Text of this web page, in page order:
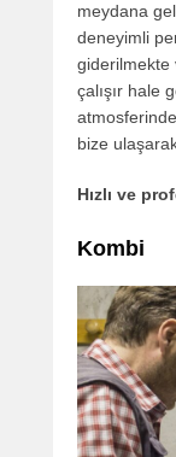
meydana
deneyimli
giderilmekte
çalışır hale
bize
Hızlı ve
Kombi